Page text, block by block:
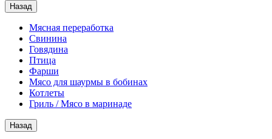
Назад
Мясная переработка
Свинина
Говядина
Птица
Фарши
Мясо для шаурмы в бобинах
Котлеты
Гриль / Мясо в маринаде
Назад